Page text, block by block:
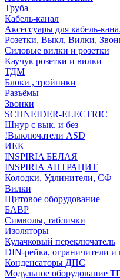
Труба
Кабель-канал
Аксессуары для кабель-
Розетки, Выкл, Вилки,
Силовые вилки и розетки
Каучук розетки и вилки
ТДМ
Блоки , тройники
Разъёмы
Звонки
SCHNEIDER-ELECTRIC
Шнур с вык. и без
!Выключатели ASD
ИЕК
INSPIRIA БЕЛАЯ
INSPIRIA АНТРАЦИТ
Колодки, Удлинители, СФ
Вилки
Щитовое оборудование
БАВР
Символы, таблички
Изоляторы
Кулачковый переключатель
DIN-рейка, ограничители
Конденсаторы ДПС
Модульное оборудование